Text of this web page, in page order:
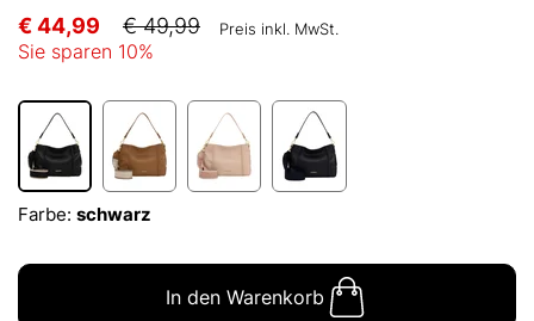
€ 44,99 € 49,99 Preis inkl. MwSt.
Sie sparen 10%
Farbe: schwarz
In den Warenkorb